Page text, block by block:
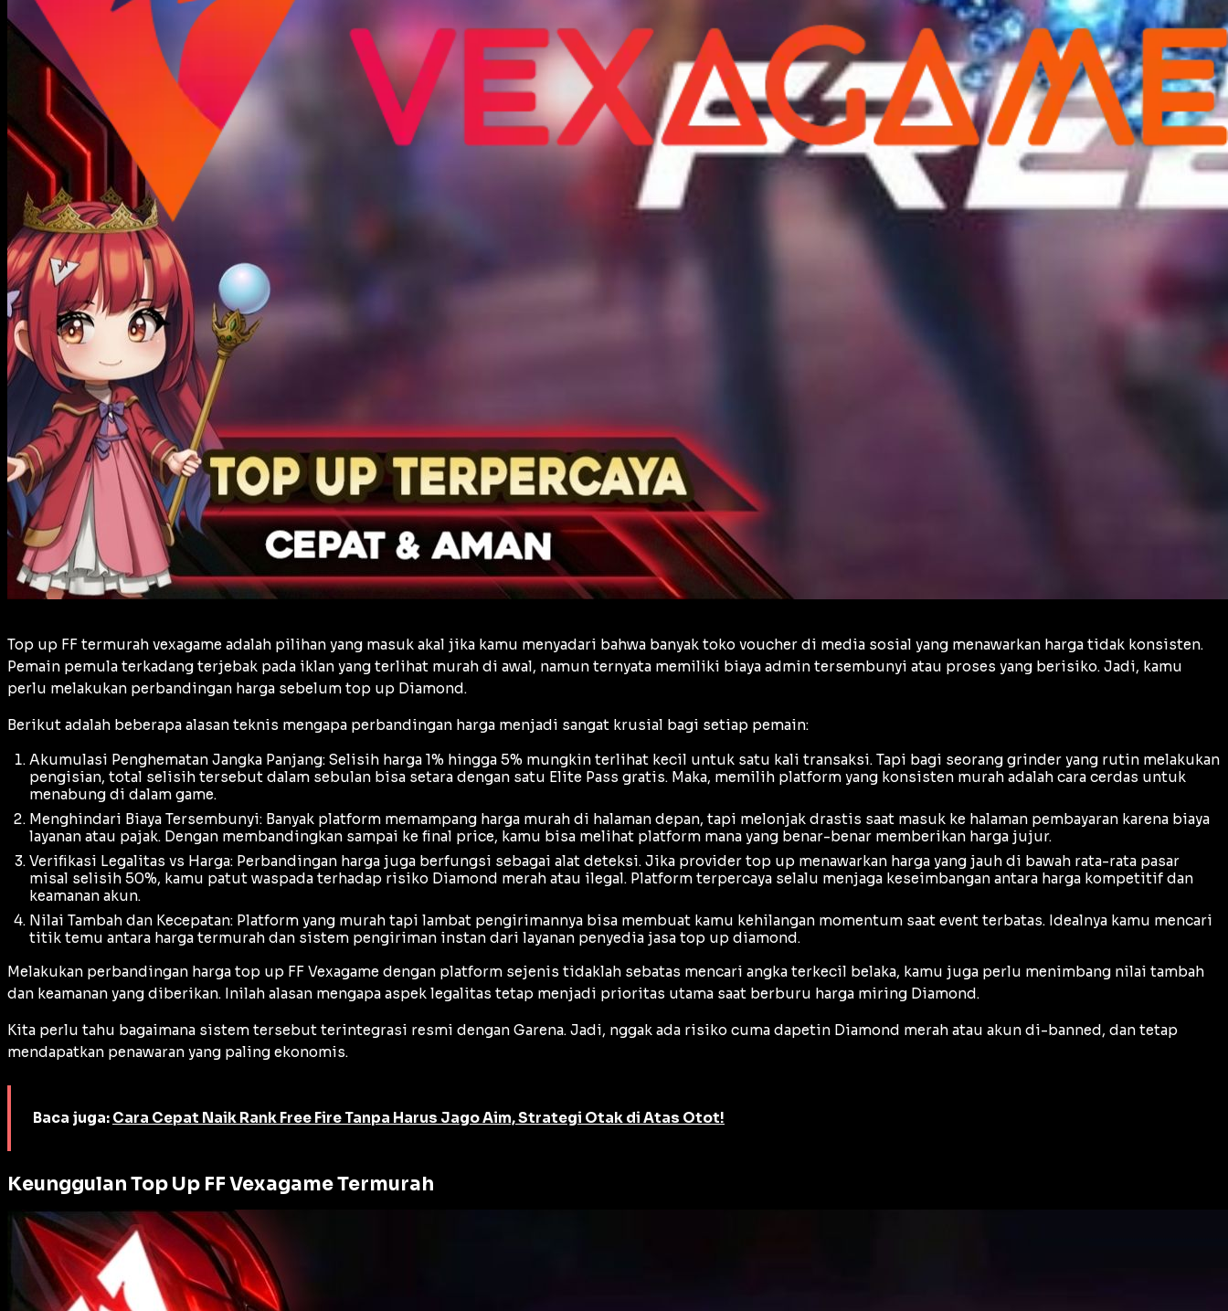
Top up FF termurah vexagame adalah pilihan yang masuk akal jika kamu menyadari bahwa banyak toko voucher di media sosial yang menawarkan harga tidak konsisten.
Pemain pemula terkadang terjebak pada iklan yang terlihat murah di awal, namun ternyata memiliki biaya admin tersembunyi atau proses yang berisiko. Jadi, kamu
perlu melakukan perbandingan harga sebelum top up Diamond.
Berikut adalah beberapa alasan teknis mengapa perbandingan harga menjadi sangat krusial bagi setiap pemain:
Akumulasi Penghematan Jangka Panjang: Selisih harga 1% hingga 5% mungkin terlihat kecil untuk satu kali transaksi. Tapi bagi seorang grinder yang rutin melakukan
pengisian, total selisih tersebut dalam sebulan bisa setara dengan satu Elite Pass gratis. Maka, memilih platform yang konsisten murah adalah cara cerdas untuk
menabung di dalam game.
Menghindari Biaya Tersembunyi: Banyak platform memampang harga murah di halaman depan, tapi melonjak drastis saat masuk ke halaman pembayaran karena biaya
layanan atau pajak. Dengan membandingkan sampai ke final price, kamu bisa melihat platform mana yang benar-benar memberikan harga jujur.
Verifikasi Legalitas vs Harga: Perbandingan harga juga berfungsi sebagai alat deteksi. Jika provider top up menawarkan harga yang jauh di bawah rata-rata pasar
misal selisih 50%, kamu patut waspada terhadap risiko Diamond merah atau ilegal. Platform terpercaya selalu menjaga keseimbangan antara harga kompetitif dan
keamanan akun.
Nilai Tambah dan Kecepatan: Platform yang murah tapi lambat pengirimannya bisa membuat kamu kehilangan momentum saat event terbatas. Idealnya kamu mencari
titik temu antara harga termurah dan sistem pengiriman instan dari layanan penyedia jasa top up diamond.
Melakukan perbandingan harga top up FF Vexagame dengan platform sejenis tidaklah sebatas mencari angka terkecil belaka, kamu juga perlu menimbang nilai tambah
dan keamanan yang diberikan. Inilah alasan mengapa aspek legalitas tetap menjadi prioritas utama saat berburu harga miring Diamond.
Kita perlu tahu bagaimana sistem tersebut terintegrasi resmi dengan Garena. Jadi, nggak ada risiko cuma dapetin Diamond merah atau akun di-banned, dan tetap
mendapatkan penawaran yang paling ekonomis.
Baca juga: Cara Cepat Naik Rank Free Fire Tanpa Harus Jago Aim, Strategi Otak di Atas Otot!
Keunggulan Top Up FF Vexagame Termurah